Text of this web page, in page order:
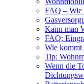
FAQ – Wie
Kann man
FAQ:
Wie kommt
Tip:
Wenn die